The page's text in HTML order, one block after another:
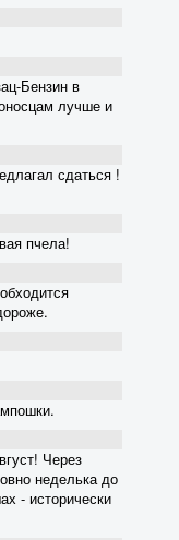
Бензин в
лучше и
сдаться !
пчела!
Через
неделька до
- исторически